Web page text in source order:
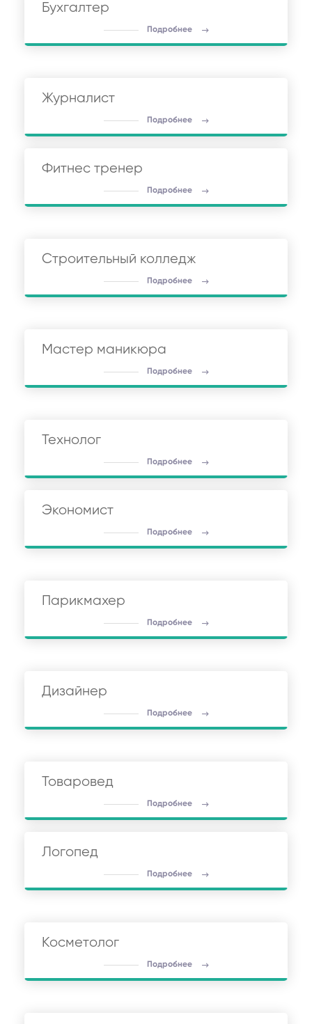
Бухгалтер
Подробнее
Журналист
Подробнее
Фитнес тренер
Подробнее
Строительный колледж
Подробнее
Мастер маникюра
Подробнее
Технолог
Подробнее
Экономист
Подробнее
Парикмахер
Подробнее
Дизайнер
Подробнее
Товаровед
Подробнее
Логопед
Подробнее
Косметолог
Подробнее